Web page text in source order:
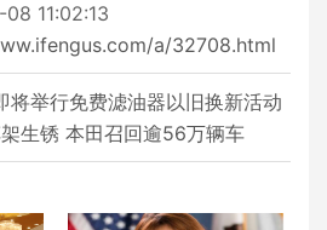
11:02:13
a/32708.html
将举行免费滤油器以旧换新活动
生锈 本田召回逾56万辆车